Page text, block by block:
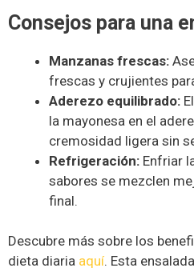
Consejos para una
Manzanas frescas:
frescas y crujientes
Aderezo equilibrado:
la mayonesa en el
cremosidad ligera sin
Refrigeración: Enfriar
sabores se mezclen
final.
Descubre más sobre los
dieta diaria aquí. Esta